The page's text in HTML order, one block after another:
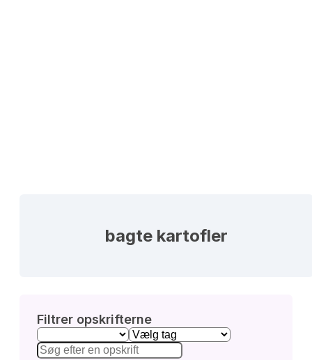
bagte kartofler
Filtrer opskrifterne